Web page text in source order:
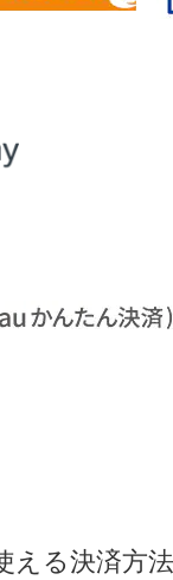
える決済方